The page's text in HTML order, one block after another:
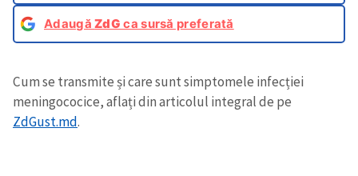
AdaugăZdG ca sursă preferată
Cum se transmite și care sunt simptomele infecției
meningococice, aflați din articolul integral de pe
ZdGust.md.